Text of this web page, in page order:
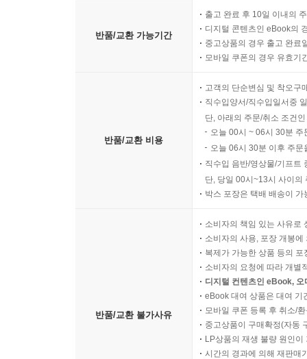
반품/교환 가능기간
출고 완료 후 10일 이내의
디지털 콘텐츠인 eBook의
중고상품의 경우 출고 완료
모바일 쿠폰의 경우 유효기
반품/교환 비용
고객의 단순변심 및 착오구
직수입양서/직수입일서중
단, 아래의 주문/취소 조건
오늘 00시 ~ 06시 30분
오늘 06시 30분 이후 주
직수입 음반/영상물/기프트
단, 당일 00시~13시 사이의
박스 포장은 택배 배송이
반품/교환 불가사유
소비자의 책임 있는 사유로
소비자의 사용, 포장 개봉
복제가 가능한 상품 등의
소비자의 요청에 따라 개별
디지털 컨텐츠인 eBook,
eBook 대여 상품은 대여 기
모바일 쿠폰 등록 후 취소/
중고상품이 구매확정(자동
LP상품의 재생 불량 원인
시간의 경과에 의해 재판매